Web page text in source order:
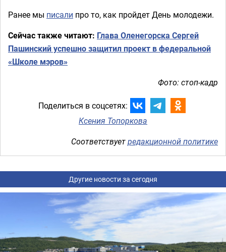
Ранее мы писали про то, как пройдет День молодежи.
Сейчас также читают: Глава Оленегорска Сергей
Пашинский успешно защитил проект в федеральной
«Школе мэров»
Фото: стоп-кадр
Поделиться в соцсетях:
Ксения Топоркова
Соответствуетредакционной политике
Другие новости за сегодня